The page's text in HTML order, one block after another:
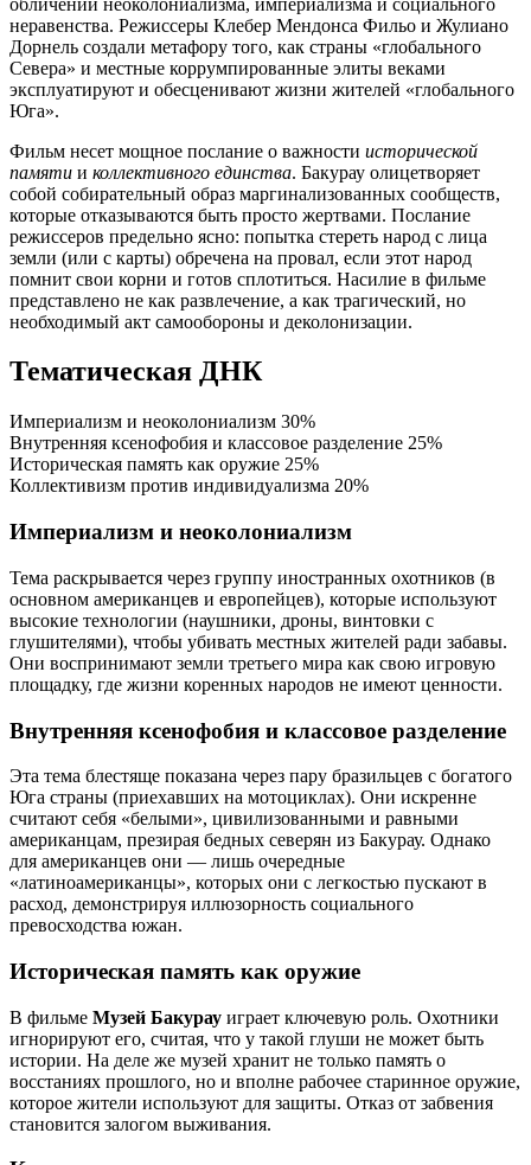
неравенства. Режиссеры Клебер Мендонса Фильо и Жулиано
Дорнель создали метафору того, как страны «глобального
Севера» и местные коррумпированные элиты веками
эксплуатируют и обесценивают жизни жителей «глобального
Юга».
Фильм несет мощное послание о важности исторической
памяти и коллективного единства. Бакурау олицетворяет
собой собирательный образ маргинализованных сообществ,
которые отказываются быть просто жертвами. Послание
режиссеров предельно ясно: попытка стереть народ с лица
земли (или с карты) обречена на провал, если этот народ
помнит свои корни и готов сплотиться. Насилие в фильме
представлено не как развлечение, а как трагический, но
необходимый акт самообороны и деколонизации.
Тематическая ДНК
Империализм и неоколониализм 30%
Внутренняя ксенофобия и классовое разделение 25%
Историческая память как оружие 25%
Коллективизм против индивидуализма 20%
Империализм и неоколониализм
Тема раскрывается через группу иностранных охотников (в
основном американцев и европейцев), которые используют
высокие технологии (наушники, дроны, винтовки с
глушителями), чтобы убивать местных жителей ради забавы.
Они воспринимают земли третьего мира как свою игровую
площадку, где жизни коренных народов не имеют ценности.
Внутренняя ксенофобия и классовое разделение
Эта тема блестяще показана через пару бразильцев с богатого
Юга страны (приехавших на мотоциклах). Они искренне
считают себя «белыми», цивилизованными и равными
американцам, презирая бедных северян из Бакурау. Однако
для американцев они — лишь очередные
«латиноамериканцы», которых они с легкостью пускают в
расход, демонстрируя иллюзорность социального
превосходства южан.
Историческая память как оружие
В фильме Музей Бакурау играет ключевую роль. Охотники
игнорируют его, считая, что у такой глуши не может быть
истории. На деле же музей хранит не только память о
восстаниях прошлого, но и вполне рабочее старинное оружие,
которое жители используют для защиты. Отказ от забвения
становится залогом выживания.